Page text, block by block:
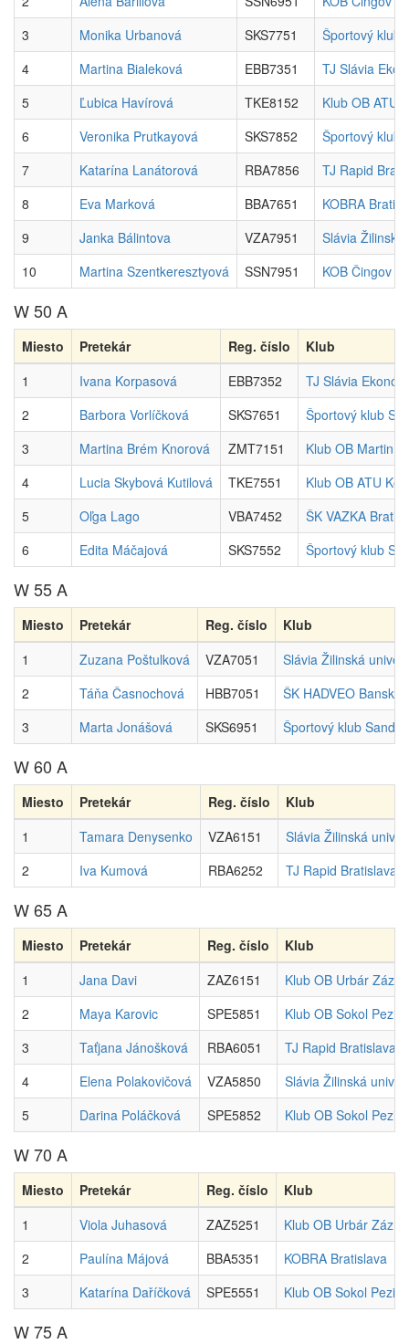
3
Monika Urbanová SKS7751
Športový klub
4
Martina Bialeková EBB7351
TJ Slávia
5
Ľubica Havírová TKE8152
Klub OB ATU
6
Veronika Prutkayová SKS7852
Športový klub
7
Katarína Lanátorová RBA7856
TJ Rapid
8
Eva Marková BBA7651
KOBRA
9
Janka Bálintova VZA7951
Slávia
10
Martina Szentkeresztyová SSN7951 KOB Čingov
W 50 A
Miesto Pretekár Reg. číslo
Klub
1
Ivana Korpasová EBB7352
TJ Slávia
2
Barbora Vorlíčková SKS7651
Športový klub
3
Martina Brém Knorová ZMT7151
Klub OB Martin
4
Lucia Skybová Kutilová TKE7551
Klub OB ATU
5
Oľga Lago VBA7452
ŠK VAZKA
6
Edita Máčajová SKS7552 Športový klub
W 55 A
Miesto Pretekár Reg. číslo
Klub
1
Zuzana Poštulková VZA7051
Slávia Žilinská
2
Táňa Časnochová HBB7051
ŠK HADVEO Banská
3
Marta Jonášová SKS6951 Športový klub
W 60 A
Miesto Pretekár Reg. číslo
Klub
1
Tamara Denysenko VZA6151
Slávia Žilinská
2
Iva Kumová RBA6252 TJ Rapid Bratislava
W 65 A
Miesto Pretekár Reg. číslo
Klub
1
Jana Davi ZAZ6151
Klub OB Urbár
2
Maya Karovic SPE5851
Klub OB Sokol
3
Taťjana Jánošková RBA6051
TJ Rapid Bratislava
4
Elena Polakovičová VZA5850
Slávia Žilinská
5
Darina Poláčková SPE5852 Klub OB Sokol
W 70 A
Miesto Pretekár Reg. číslo
Klub
1
Viola Juhasová ZAZ5251
Klub OB Urbár
2
Paulína Májová BBA5351
KOBRA Bratislava
3
Katarína Daříčková SPE5551 Klub OB Sokol
W 75 A